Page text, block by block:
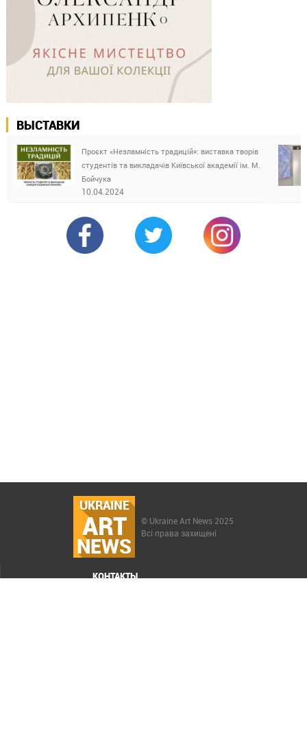
ВЫСТАВКИ
Проєкт «Незламність традицій»: виставка творів
студентів та викладачів Київської академії ім. М.
Бойчука
10.04.2024
UKRAINE
ART
NEWS
© Ukraine Art News 2025
Всі права захищені
КОНТАКТЫ